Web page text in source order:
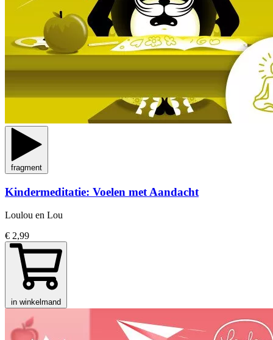
fragment
Kindermeditatie: Voelen met Aandacht
Loulou en Lou
€ 2,99
in winkelmand